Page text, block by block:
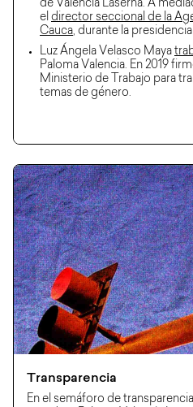
de Valencia Laserna. A
el director seccional de la
Cauca, durante la
Luz Ángela Velasco Maya
Paloma Valencia. En 2019
Ministerio de Trabajo para
temas de género.
Transparencia
En el semáforo de